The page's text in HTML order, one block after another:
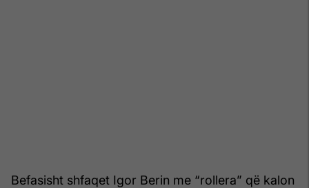
Befasisht shfaqet Igor Berin me “rollera” që kalon